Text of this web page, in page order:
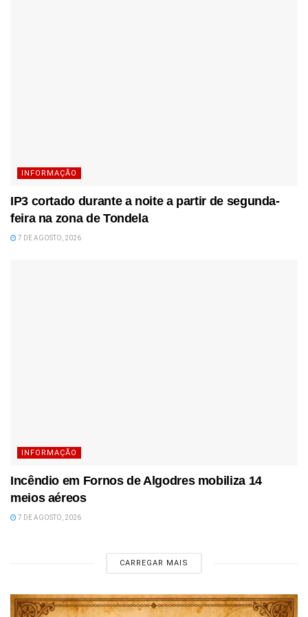
INFORMAÇÃO
IP3 cortado durante a noite a partir de segunda-
feira na zona de Tondela
7 DE AGOSTO, 2026
INFORMAÇÃO
Incêndio em Fornos de Algodres mobiliza 14
meios aéreos
7 DE AGOSTO, 2026
CARREGAR MAIS